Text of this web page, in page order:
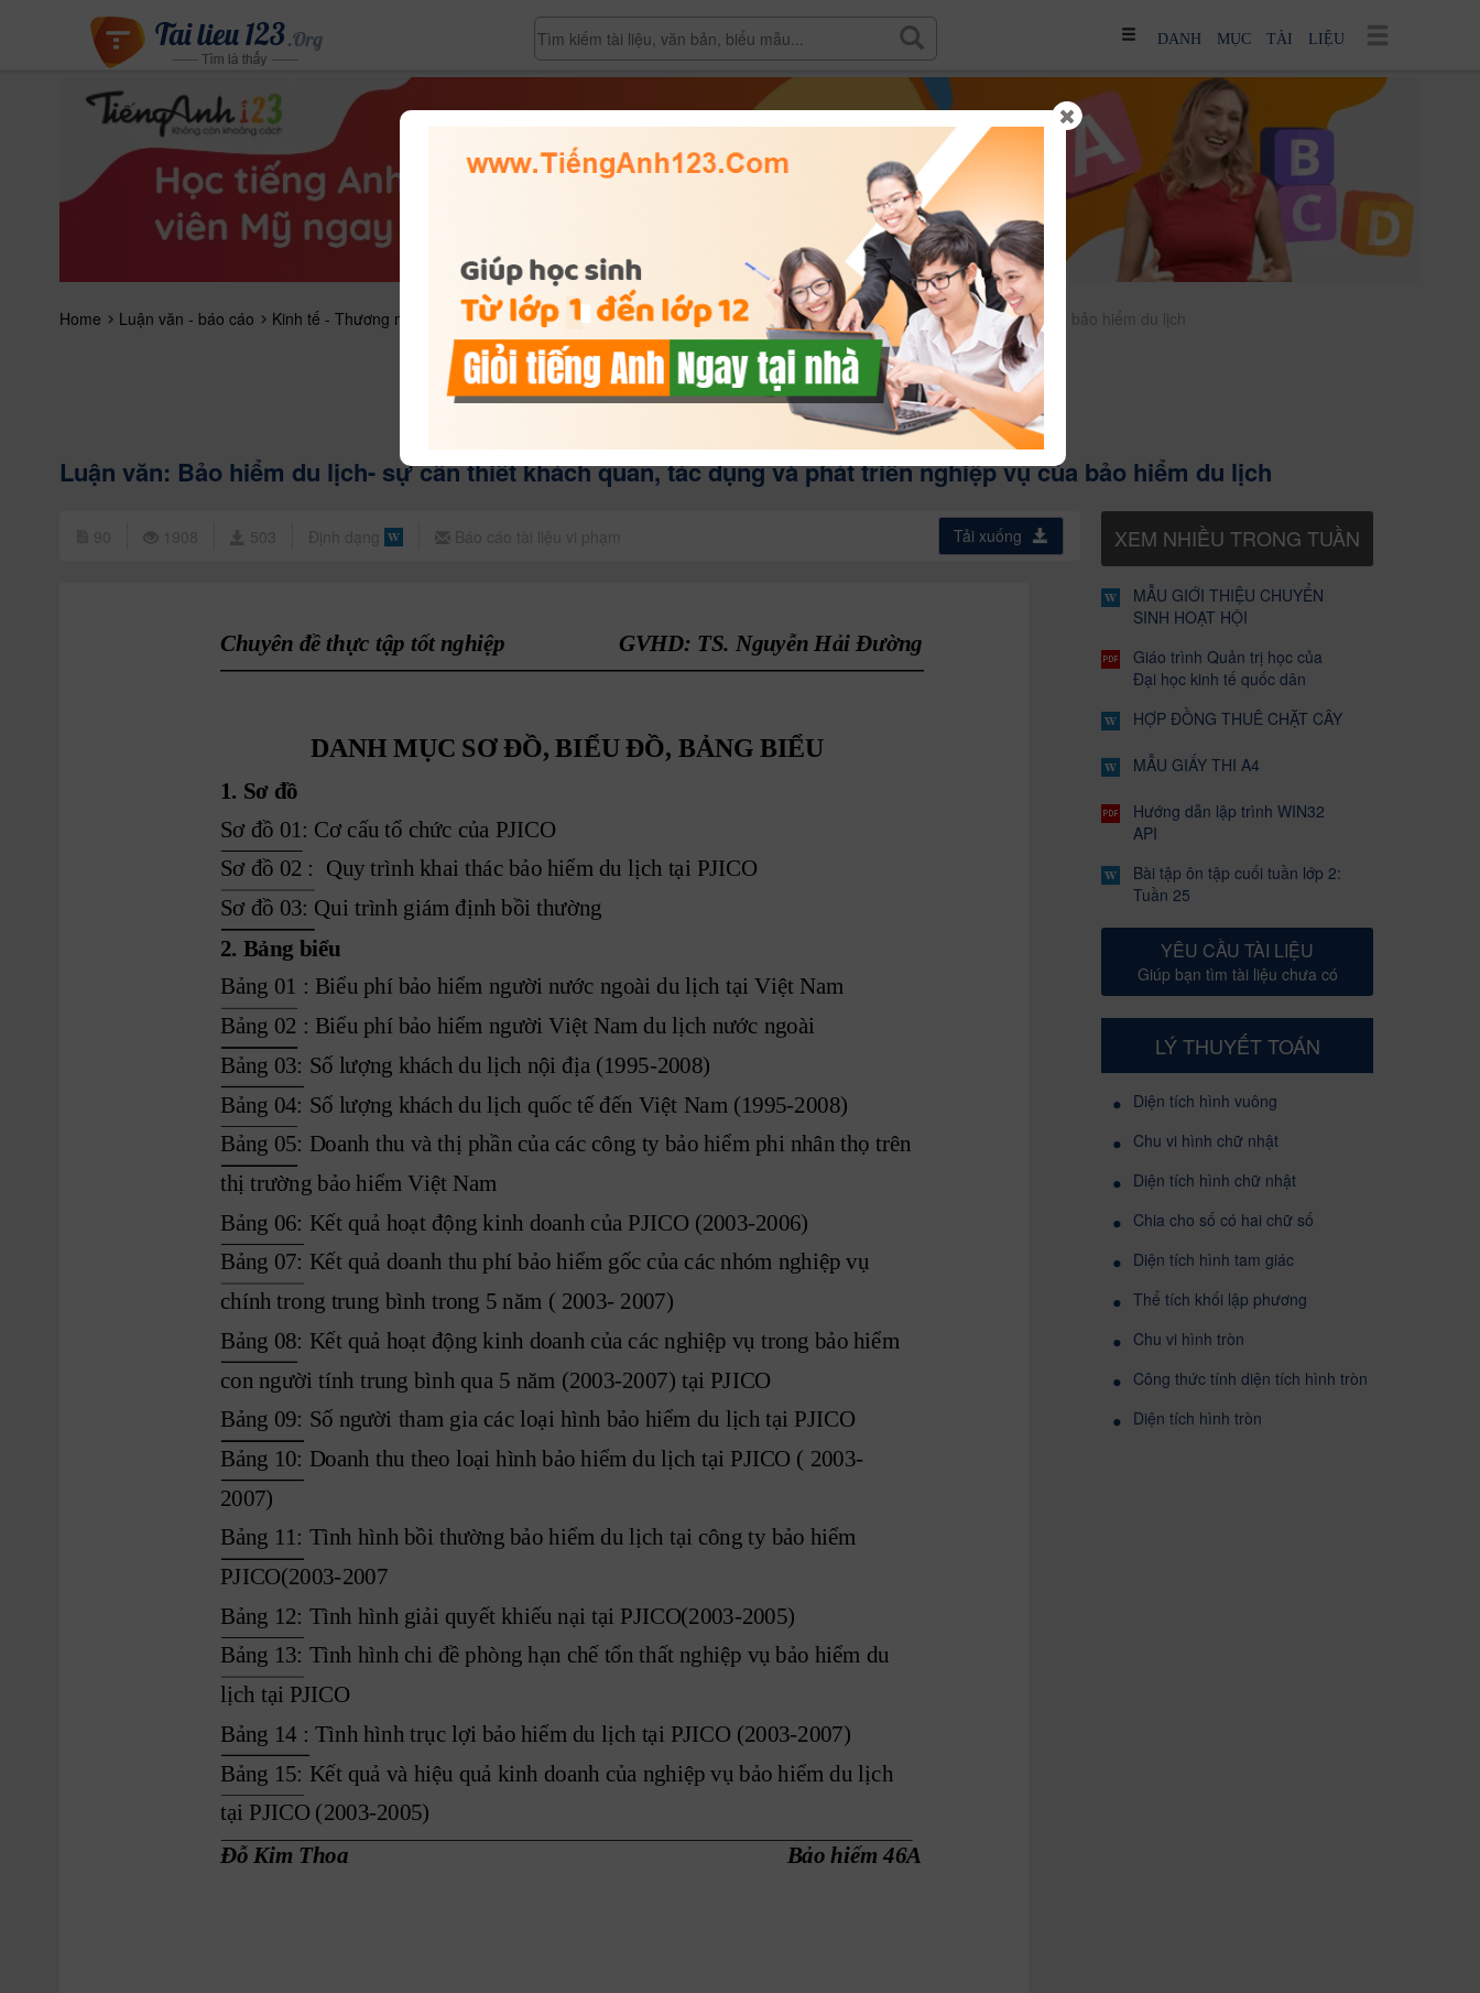
DANH MỤC TÀI LIỆU
Home Luận văn - báo cáo Kinh tế - Thương mại Luận văn: Bảo hiểm du lịch- sự cần thiết khách quan, tác dụng và phát triển nghiệp vụ của bảo hiểm du lịch
Luận văn: Bảo hiểm du lịch- sự cần thiết khách quan, tác dụng và phát triển nghiệp vụ của bảo hiểm du lịch
Tải xuống
Chuyên đề thực tập tốt nghiệp GVHD: TS. Nguyễn Hải Đường
DANH MỤC SƠ ĐỒ, BIỂU ĐỒ, BẢNG BIỂU
1. Sơ đồ
Sơ đồ 01: Cơ cấu tổ chức của PJICO
Sơ đồ 02 :  Quy trình khai thác bảo hiểm du lịch tại PJICO
Sơ đồ 03: Qui trình giám định bồi thường
2. Bảng biểu
Bảng 01 : Biểu phí bảo hiểm người nước ngoài du lịch tại Việt Nam
Bảng 02 : Biểu phí bảo hiểm người Việt Nam du lịch nước ngoài
Bảng 03: Số lượng khách du lịch nội địa (1995-2008)
Bảng 04: Số lượng khách du lịch quốc tế đến Việt Nam (1995-2008)
Bảng 05: Doanh thu và thị phần của các công ty bảo hiểm phi nhân thọ trên
thị trường bảo hiểm Việt Nam
Bảng 06: Kết quả hoạt động kinh doanh của PJICO (2003-2006)
Bảng 07: Kết quả doanh thu phí bảo hiểm gốc của các nhóm nghiệp vụ
chính trong trung bình trong 5 năm ( 2003- 2007)
Bảng 08: Kết quả hoạt động kinh doanh của các nghiệp vụ trong bảo hiểm
con người tính trung bình qua 5 năm (2003-2007) tại PJICO
Bảng 09: Số người tham gia các loại hình bảo hiểm du lịch tại PJICO
Bảng 10: Doanh thu theo loại hình bảo hiểm du lịch tại PJICO ( 2003-
2007)
Bảng 11: Tình hình bồi thường bảo hiểm du lịch tại công ty bảo hiểm
PJICO(2003-2007
Bảng 12: Tình hình giải quyết khiếu nại tại PJICO(2003-2005)
Bảng 13: Tình hình chi đề phòng hạn chế tổn thất nghiệp vụ bảo hiểm du
lịch tại PJICO
Bảng 14 : Tình hình trục lợi bảo hiểm du lịch tại PJICO (2003-2007)
Bảng 15: Kết quả và hiệu quả kinh doanh của nghiệp vụ bảo hiểm du lịch
tại PJICO (2003-2005)
Đỗ Kim Thoa Bảo hiểm 46A
XEM NHIỀU TRONG TUẦN
MẪU GIỚI THIỆU CHUYỂN
SINH HOẠT HỘI
Giáo trình Quản trị học của
Đại học kinh tế quốc dân
HỢP ĐỒNG THUÊ CHẶT CÂY
MẪU GIẤY THI A4
Hướng dẫn lập trình WIN32
API
Bài tập ôn tập cuối tuần lớp 2:
Tuần 25
YÊU CẦU TÀI LIỆU
Giúp bạn tìm tài liệu chưa có
LÝ THUYẾT TOÁN
• Diện tích hình vuông
• Chu vi hình chữ nhật
• Diện tích hình chữ nhật
• Chia cho số có hai chữ số
• Diện tích hình tam giác
• Thể tích khối lập phương
• Chu vi hình tròn
• Công thức tính diện tích hình tròn
• Diện tích hình tròn